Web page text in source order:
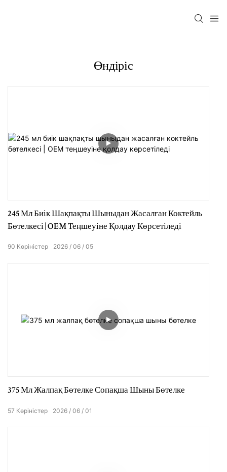
Өндіріс
245 Мл Биік Шақпақты Шыныдан Жасалған Коктейль
Бөтелкесі | OEM Теңшеуіне Қолдау Көрсетіледі
2026 06 05
90 Көріністер
375 Мл Жалпақ Бөтелке Сопақша Шыны Бөтелке
2026 06 01
57 Көріністер